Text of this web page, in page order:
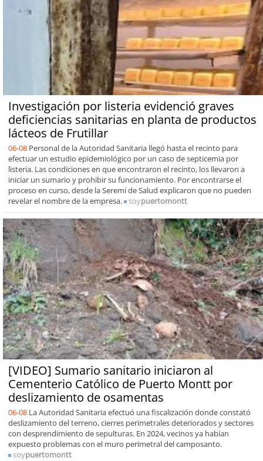
Investigación por listeria evidenció graves
deficiencias sanitarias en planta de productos
lácteos de Frutillar
06-08 Personal de la Autoridad Sanitaria llegó hasta el recinto para
efectuar un estudio epidemiológico por un caso de septicemia por
listeria. Las condiciones en que encontraron el recinto, los llevaron a
iniciar un sumario y prohibir su funcionamiento. Por encontrarse el
proceso en curso, desde la Seremi de Salud explicaron que no pueden
revelar el nombre de la empresa.
soypuertomontt
[VIDEO] Sumario sanitario iniciaron al
Cementerio Católico de Puerto Montt por
deslizamiento de osamentas
06-08 La Autoridad Sanitaria efectuó una fiscalización donde constató
deslizamiento del terreno, cierres perimetrales deteriorados y sectores
con desprendimiento de sepulturas. En 2024, vecinos ya habían
expuesto problemas con el muro perimetral del camposanto.
soypuertomontt